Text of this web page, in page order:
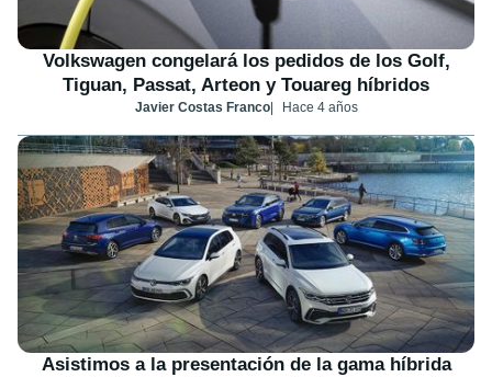
Volkswagen congelará los pedidos de los Golf,
Tiguan, Passat, Arteon y Touareg híbridos
Javier Costas Franco Hace 4 años
Asistimos a la presentación de la gama híbrida